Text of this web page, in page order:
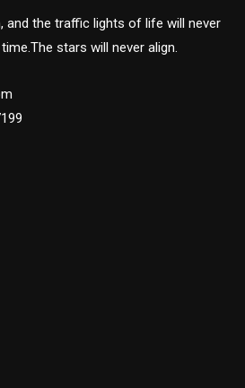
and the traffic lights of life will never
stars will never align.